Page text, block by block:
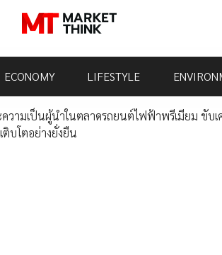
ECONOMY LIFESTYLE